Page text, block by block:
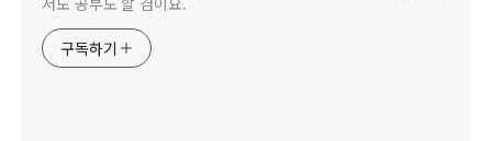
구독하기